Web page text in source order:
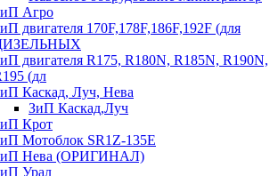
Агро
двигателя 170F,178F,186F,192F (для
двигателя R175, R180N, R185N, R190N,
(дл
Каскад, Луч, Нева
ЗиП Каскад,Луч
Крот
Мотоблок SR1Z-135E
Нева (ОРИГИНАЛ)
Урал